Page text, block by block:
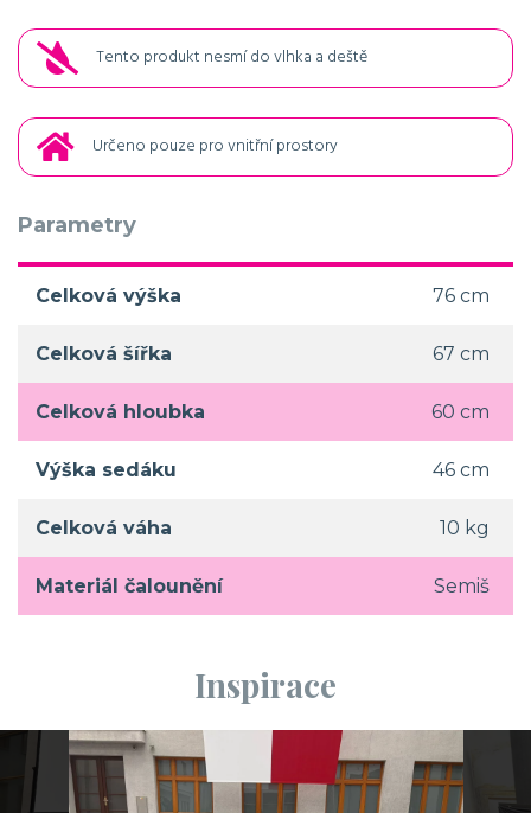
Tento produkt nesmí do vlhka a deště
Určeno pouze pro vnitřní prostory
Parametry
Celková výška 76 cm
Celková šířka 67 cm
Celková hloubka 60 cm
Výška sedáku 46 cm
Celková váha 10 kg
Materiál čalounění Semiš
Inspirace